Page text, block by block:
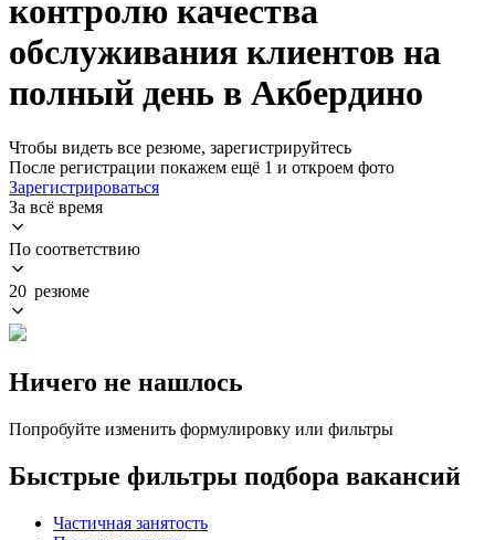
контролю качества
обслуживания клиентов на
полный день в Акбердино
Чтобы видеть все резюме, зарегистрируйтесь
После регистрации покажем ещё 1 и откроем фото
Зарегистрироваться
За всё время
По соответствию
20 резюме
Ничего не нашлось
Попробуйте изменить формулировку или фильтры
Быстрые фильтры подбора вакансий
Частичная занятость